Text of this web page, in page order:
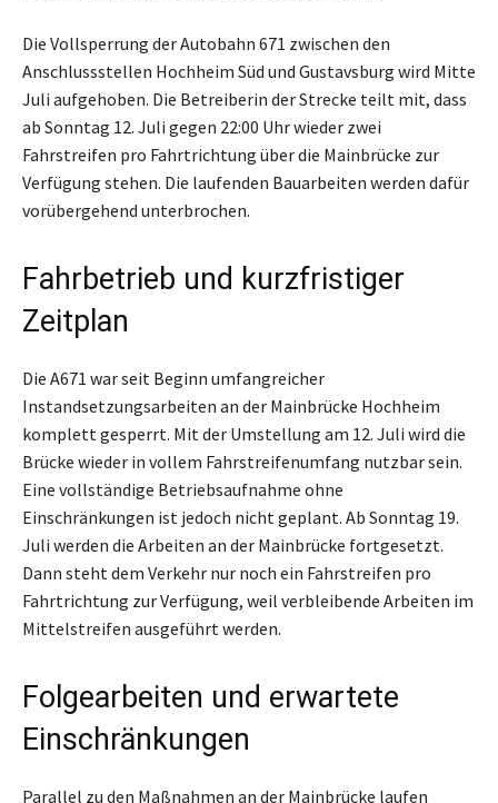
Die Vollsperrung der Autobahn 671 zwischen den
Anschlussstellen Hochheim Süd und Gustavsburg wird Mitte
Juli aufgehoben. Die Betreiberin der Strecke teilt mit, dass
ab Sonntag 12. Juli gegen 22:00 Uhr wieder zwei
Fahrstreifen pro Fahrtrichtung über die Mainbrücke zur
Verfügung stehen. Die laufenden Bauarbeiten werden dafür
vorübergehend unterbrochen.
Fahrbetrieb und kurzfristiger
Zeitplan
Die A671 war seit Beginn umfangreicher
Instandsetzungsarbeiten an der Mainbrücke Hochheim
komplett gesperrt. Mit der Umstellung am 12. Juli wird die
Brücke wieder in vollem Fahrstreifenumfang nutzbar sein.
Eine vollständige Betriebsaufnahme ohne
Einschränkungen ist jedoch nicht geplant. Ab Sonntag 19.
Juli werden die Arbeiten an der Mainbrücke fortgesetzt.
Dann steht dem Verkehr nur noch ein Fahrstreifen pro
Fahrtrichtung zur Verfügung, weil verbleibende Arbeiten im
Mittelstreifen ausgeführt werden.
Folgearbeiten und erwartete
Einschränkungen
Parallel zu den Maßnahmen an der Mainbrücke laufen